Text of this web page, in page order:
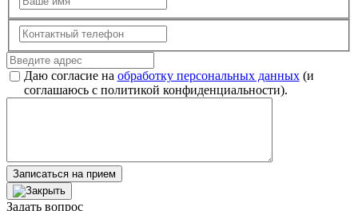
Даю согласие на обработку персональных данных(и
соглашаюсь с политикой конфиденциальности).
Записаться на прием
Задать вопрос